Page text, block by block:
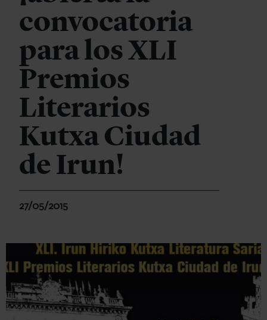
convocatoria
para los XLI
Premios
Literarios
Kutxa Ciudad
de Irun!
27/05/2015